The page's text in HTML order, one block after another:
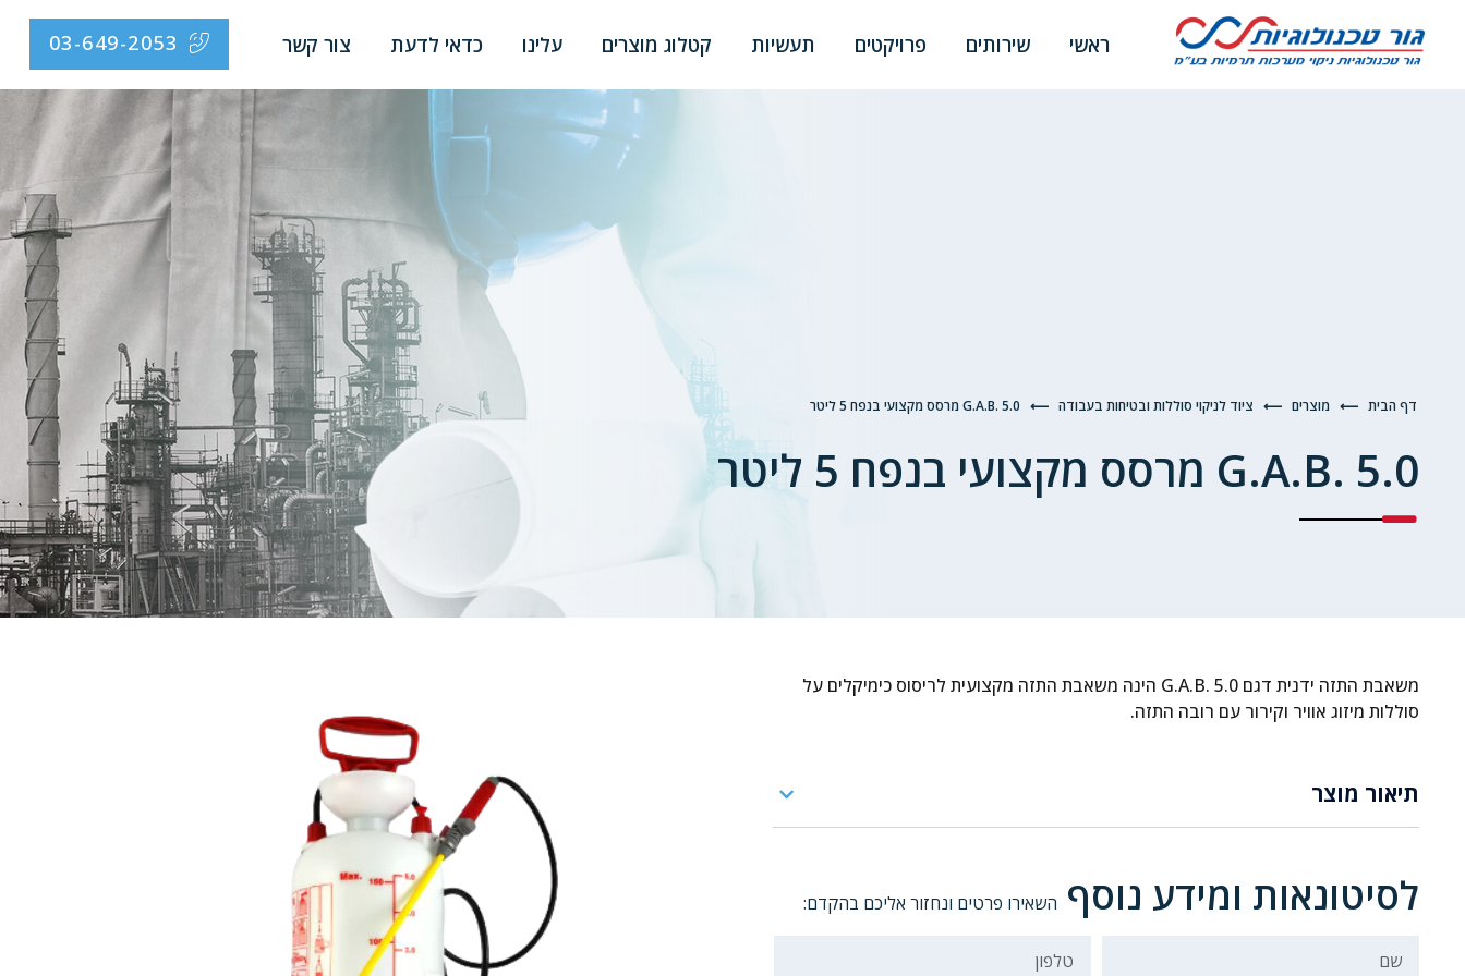
ראשי שירותים פרויקטים תעשיות קטלוג מוצרים עלינו כדאי לדעת צור קשר 03-649-2053
דף הבית ⟵ מוצרים ⟵ ציוד לניקוי סוללות ובטיחות בעבודה ⟵ G.A.B. 5.0 מרסס מקצועי בנפח 5 ליטר
G.A.B. 5.0 מרסס מקצועי בנפח 5 ליטר
משאבת התזה ידנית דגם G.A.B. 5.0 הינה משאבת התזה מקצועית לריסוס כימיקלים על
סוללות מיזוג אוויר וקירור עם רובה התזה.
תיאור מוצר
לסיטונאות ומידע נוסף השאירו פרטים ונחזור אליכם בהקדם: